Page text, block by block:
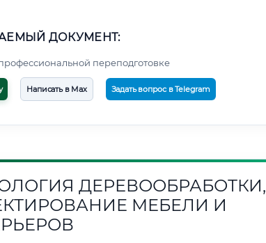
ДОКУМЕНТ:
переподготовке
Написать в Max Задать вопрос в Telegram
ДЕРЕВООБРАБОТКИ,
МЕБЕЛИ И